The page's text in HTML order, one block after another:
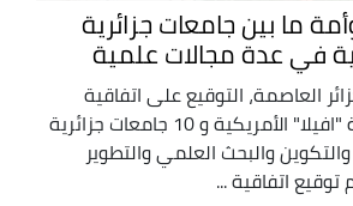
ما بين جامعات جزائرية
في عدة مجالات علمية
العاصمة، التوقيع على اتفاقية
توأمة ما بين جامعة "افيلا" الأمريكية و 10 جامعات جزائرية
والبحث العلمي والتطوير
اتفاقية ...